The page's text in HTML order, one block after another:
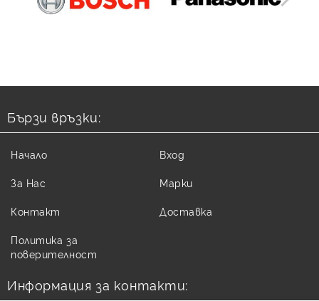
Бързи връзки:
Начало
За Нас
Контакт
Политика за
поверителност
Вход
Марки
Доставка
Информация за контакти: